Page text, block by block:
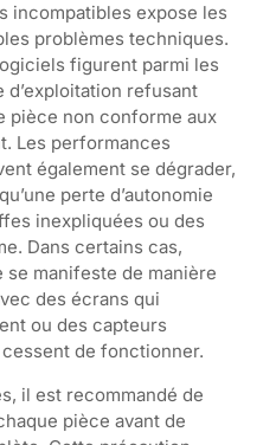
incompatibles expose les
problèmes techniques.
figurent parmi les
refusant
pièce non conforme aux
Les performances
également se dégrader,
perte d’autonomie
inexpliquées ou des
Dans certains cas,
se manifeste de manière
des écrans qui
ou des capteurs
de fonctionner.
il est recommandé de
pièce avant de